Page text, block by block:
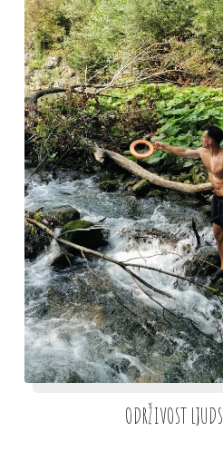
ODRŽIVOST